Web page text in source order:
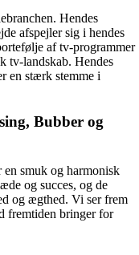
Hendes
afspejler sig i hendes
af tv-programmer
tv-landskab. Hendes
en stærk stemme i
Bubber og
en smuk og harmonisk
og succes, og de
og ægthed. Vi ser frem
fremtiden bringer for